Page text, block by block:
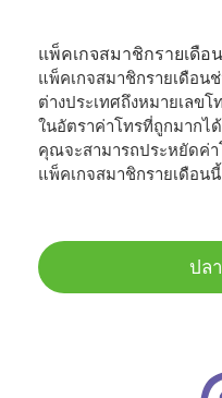
แพ็คเกจสมาชิกรายเดือน
แพ็คเกจสมาชิกรายเดือน
ต่างประเทศถึงหมายเลข
ในอัตราค่าโทรที่ถูกมากไ
คุณจะสามารถประหยัดค่
แพ็คเกจสมาชิกรายเดือนนี้
ปล